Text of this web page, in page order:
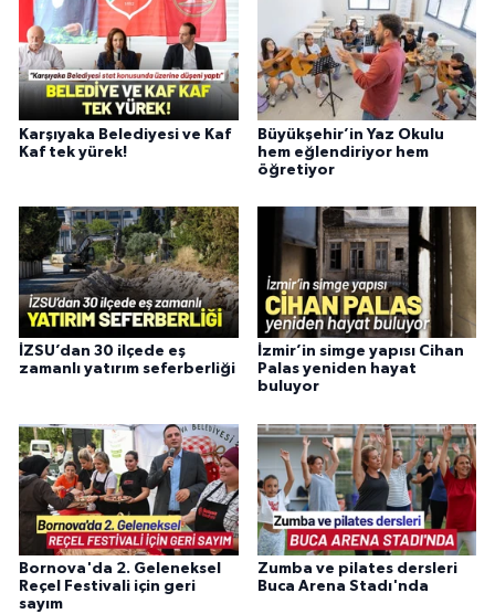
Karşıyaka Belediyesi ve Kaf
Kaf tek yürek!
Büyükşehir’in Yaz Okulu
hem eğlendiriyor hem
öğretiyor
İZSU’dan 30 ilçede eş
zamanlı yatırım seferberliği
İzmir’in simge yapısı Cihan
Palas yeniden hayat
buluyor
Bornova'da 2. Geleneksel
Reçel Festivali için geri
sayım
Zumba ve pilates dersleri
Buca Arena Stadı'nda